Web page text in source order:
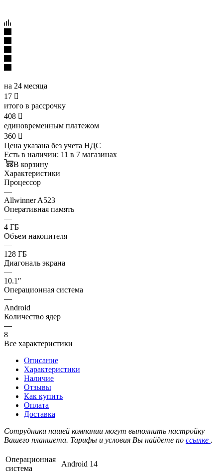
на 24 месяца
17 
итого в рассрочку
408 
единовременным платежом
360 
Цена указана без учета НДС
Есть в наличии: 11 в 7 магазинах
В корзину
Характеристики
Процессор
—
Allwinner A523
Оперативная память
—
4 ГБ
Объем накопителя
—
128 ГБ
Диагональ экрана
—
10.1″
Операционная система
—
Android
Количество ядер
—
8
Все характеристики
Описание
Характеристики
Наличие
Отзывы
Как купить
Оплата
Доставка
Сотрудники нашей компании могут выполнить настройку
Вашего планшета. Тарифы и условия Вы найдете по ссылке .
Операционная
система
Android 14